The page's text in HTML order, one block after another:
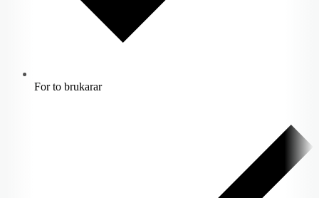
For to brukarar